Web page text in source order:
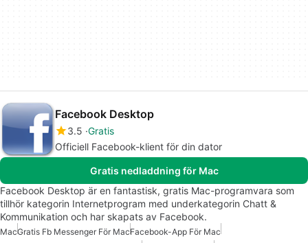
Facebook Desktop
3.5 Gratis
Officiell Facebook-klient för din dator
Gratis nedladdning för Mac
Facebook Desktop är en fantastisk, gratis Mac-programvara som
tillhör kategorin Internetprogram med underkategorin Chatt &
Kommunikation och har skapats av Facebook.
MacGratis Fb Messenger För MacFacebook-App För Mac